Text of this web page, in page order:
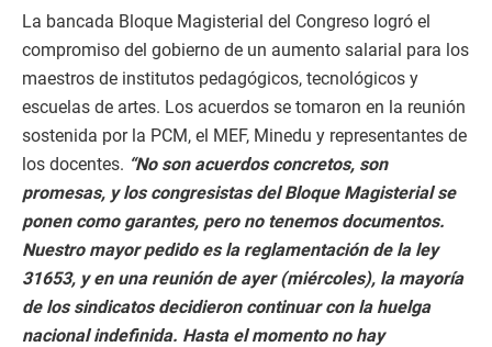
La bancada Bloque Magisterial del Congreso logró el
compromiso del gobierno de un aumento salarial para los
maestros de institutos pedagógicos, tecnológicos y
escuelas de artes. Los acuerdos se tomaron en la reunión
sostenida por la PCM, el MEF, Minedu y representantes de
los docentes. “No son acuerdos concretos, son
promesas, y los congresistas del Bloque Magisterial se
ponen como garantes, pero no tenemos documentos.
Nuestro mayor pedido es la reglamentación de la ley
31653, y en una reunión de ayer (miércoles), la mayoría
de los sindicatos decidieron continuar con la huelga
nacional indefinida. Hasta el momento no hay